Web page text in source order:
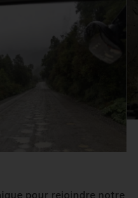
pour rejoindre notre